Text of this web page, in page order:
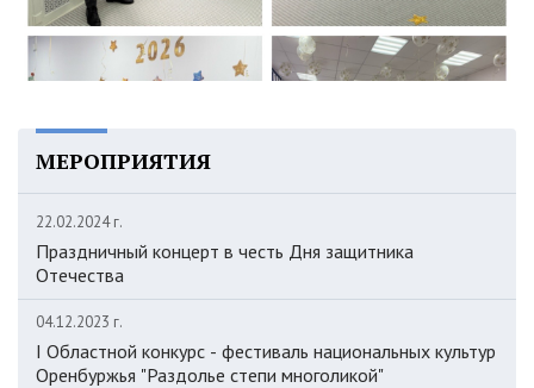
МЕРОПРИЯТИЯ
22.02.2024 г.
Праздничный концерт в честь Дня защитника
Отечества
04.12.2023 г.
I Областной конкурс - фестиваль национальных культур
Оренбуржья "Раздолье степи многоликой"